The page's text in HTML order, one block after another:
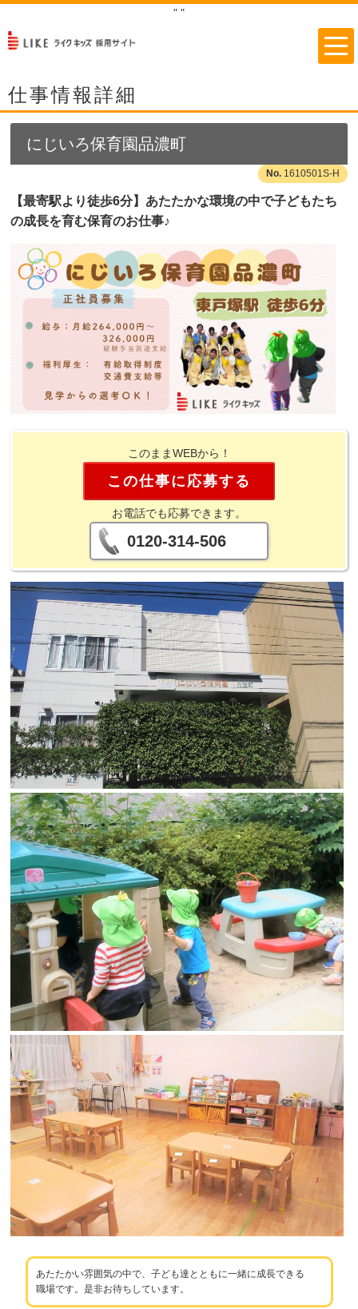
" "
仕事情報詳細
にじいろ保育園品濃町
1610501S-H
【最寄駅より徒歩6分】あたたかな環境の中で子どもたち
の成長を育む保育のお仕事♪
このままWEBから！
この仕事に応募する
お電話でも応募できます。
0120-314-506
あたたかい雰囲気の中で、子ども達とともに一緒に成長できる
職場です。是非お待ちしています。